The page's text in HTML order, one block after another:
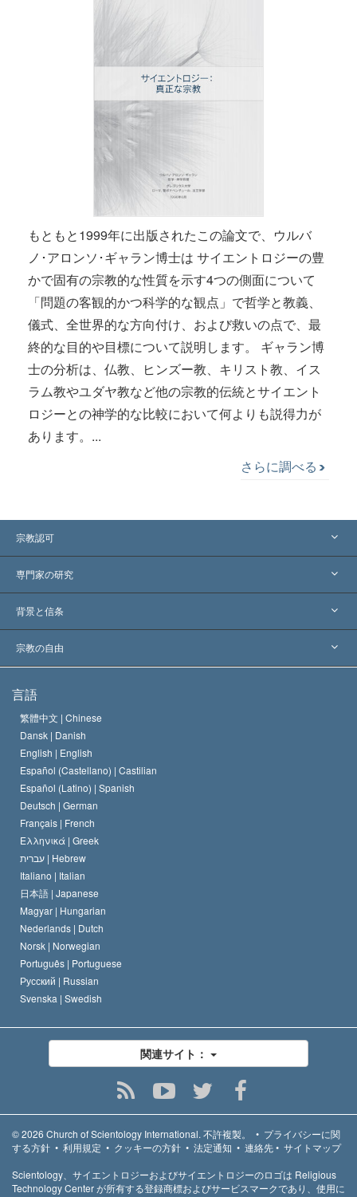
もともと1999年に出版されたこの論文で、ウルバ
ノ･アロンソ･ギャラン博士は サイエントロジーの豊
かで固有の宗教的な性質を示す4つの側面について
「問題の客観的かつ科学的な観点」で哲学と教義、
儀式、全世界的な方向付け、および救いの点で、最
終的な目的や目標について説明します。 ギャラン博
士の分析は、仏教、ヒンズー教、キリスト教、イス
ラム教やユダヤ教など他の宗教的伝統とサイエント
ロジーとの神学的な比較において何よりも説得力が
あります。...
さらに調べる
宗教認可
アメリカ
世界各地での認可
主要な裁定
専門家の研究
各分野の専門家による見解
世界を代表する専門家
背景と信条
L. ロン ハバード
サイエントロジー教会の信条
サイエントロジストの規律
デビッド･ミスキャベッジ
宗教の自由
何でしょう？
人権の国際基準
宗教に関する宣言
言語
繁體中文 | Chinese
Dansk | Danish
English | English
Español (Castellano) | Castilian
Español (Latino) | Spanish
Deutsch | German
Français | French
Ελληνικά | Greek
עברית | Hebrew
Italiano | Italian
日本語 | Japanese
Magyar | Hungarian
Nederlands | Dutch
Norsk | Norwegian
Português | Portuguese
Русский | Russian
Svenska | Swedish
関連サイト：
© 2026 Church of Scientology International. 不許複製。 • プライバシーに関
する方針 • 利用規定 • クッキーの方針 • 法定通知 • 連絡先• サイトマップ
Scientology、サイエントロジーおよびサイエントロジーのロゴは Religious
Technology Center が所有する登録商標およびサービスマークであり、使用に